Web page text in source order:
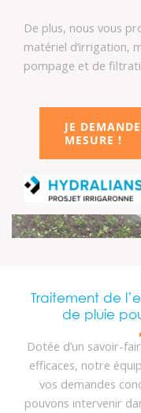
De plus, nous vous
matériel d’irrigation,
pompage et de
JE
MESURE !
Traitement de
de pluie
Dotée d’un savoir-
efficaces, notre
vos demandes
pouvons intervenir